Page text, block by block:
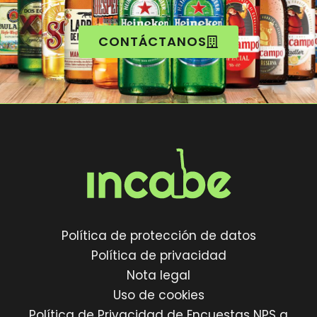
CONTÁCTANOS
Política de protección de datos
Política de privacidad
Nota legal
Uso de cookies